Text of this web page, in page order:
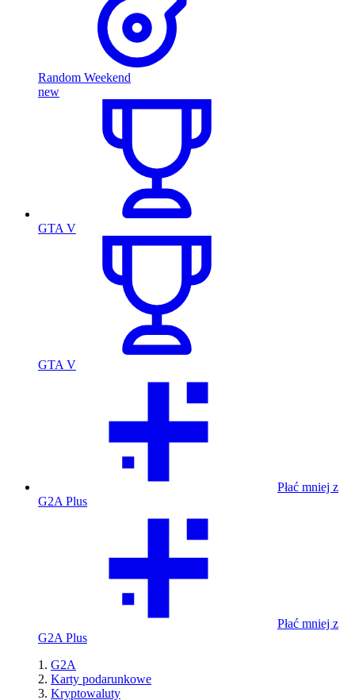
Random Weekend
new
GTA V
GTA V
Płać mniej z
G2A Plus
Płać mniej z
G2A Plus
G2A
Karty podarunkowe
Kryptowaluty